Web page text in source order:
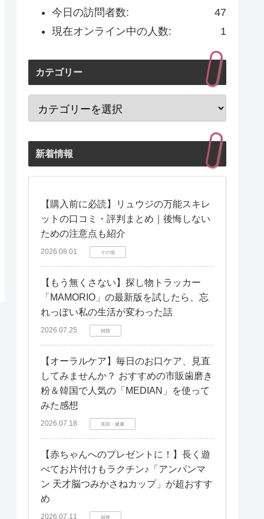
47
今日の訪問者数:
1
現在オンライン中の人数:
カテゴリー
新着情報
【購入前に必読】リュウジの万能スキレ
ットの口コミ・評判まとめ｜後悔しない
ための注意点も紹介
2026.08.01 その他
【もう無くさない】探し物トラッカー
「MAMORIO」の最新版を試したら、忘
れっぽい私の生活が変わった話
2026.07.25 雑貨
【オーラルケア】毎日のお口ケア、見直
してみませんか？ おすすめの市販歯磨き
粉＆韓国で人気の「MEDIAN」を使って
みた感想
2026.07.18 美容・健康
【赤ちゃんへのプレゼントに！】長く遊
べてお片付けもラクチン♪「アンパンマ
ン 天才脳つみかさねカップ」が超おすす
め
2026.07.11 雑貨